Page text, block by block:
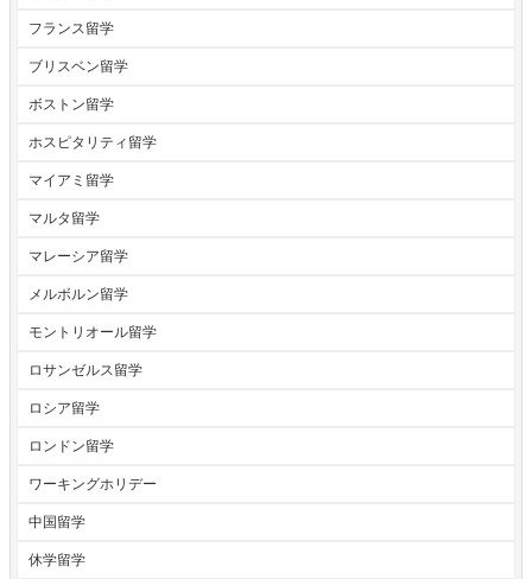
フランス留学
ブリスベン留学
ボストン留学
ホスピタリティ留学
マイアミ留学
マルタ留学
マレーシア留学
メルボルン留学
モントリオール留学
ロサンゼルス留学
ロシア留学
ロンドン留学
ワーキングホリデー
中国留学
休学留学